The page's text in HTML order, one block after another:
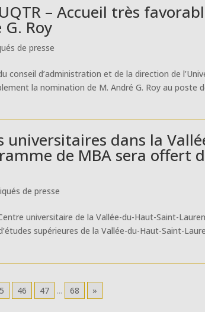
– Accueil très
Roy
de presse
conseil d’administration et de la direction de
la nomination de M. André G. Roy au poste
universitaires dans la
de MBA sera offert
de presse
universitaire de la Vallée-du-Haut-Saint-
supérieures de la Vallée-du-Haut-Saint-
46 47 ... 68 »